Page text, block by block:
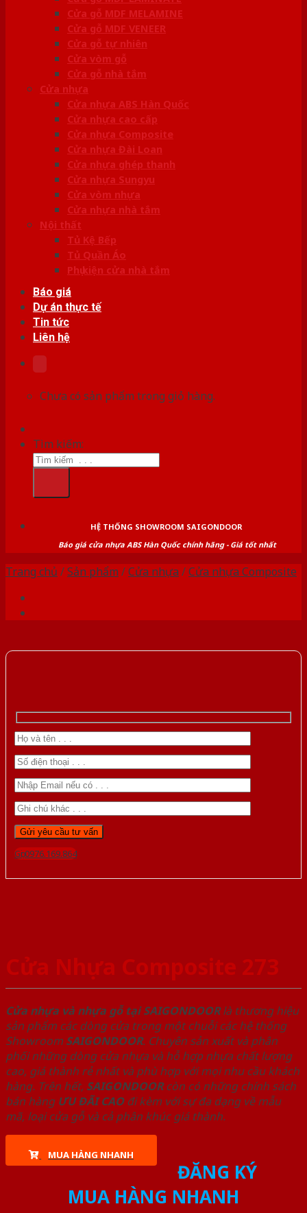
Cửa gỗ MDF MELAMINE
Cửa gỗ MDF VENEER
Cửa gỗ tự nhiên
Cửa vòm gỗ
Cửa gỗ nhà tắm
Cửa nhựa
Cửa nhựa ABS Hàn Quốc
Cửa nhựa cao cấp
Cửa nhựa Composite
Cửa nhựa Đài Loan
Cửa nhựa ghép thanh
Cửa nhựa Sungyu
Cửa vòm nhựa
Cửa nhựa nhà tắm
Nội thất
Tủ Kệ Bếp
Tủ Quần Áo
Phụ kiện cửa nhà tắm
Báo giá
Dự án thực tế
Tin tức
Liên hệ
Chưa có sản phẩm trong giỏ hàng.
Tìm kiếm:
HỆ THỐNG SHOWROOM SAIGONDOOR
Báo giá cửa nhựa ABS Hàn Quốc chính hãng - Giá tốt nhất
Trang chủ /Sản phẩm /Cửa nhựa /Cửa nhựa Composite
Gọi 0976.169.864
Cửa Nhựa Composite 273
Cửa nhựa và nhựa gỗ tại SAIGONDOORlà thương hiệu
sản phẩm các dòng cửa trong một chuỗi các hệ thống
Showroom SAIGONDOOR. Chuyên sản xuất và phân
phối những dòng cửa nhựa và hỗ hợp nhựa chất lượng
cao, giá thành rẻ nhất và phù hợp với mọi nhu cầu khách
hàng. Trên hết, SAIGONDOORcòn có những chính sách
bán hàng ƯU ĐÃI CAOđi kèm với sự đa dạng về mẫu
mã, loại cửa gỗ và cả phân khúc giá thành.
MUA HÀNG NHANH
ĐĂNG KÝ
MUA HÀNG NHANH